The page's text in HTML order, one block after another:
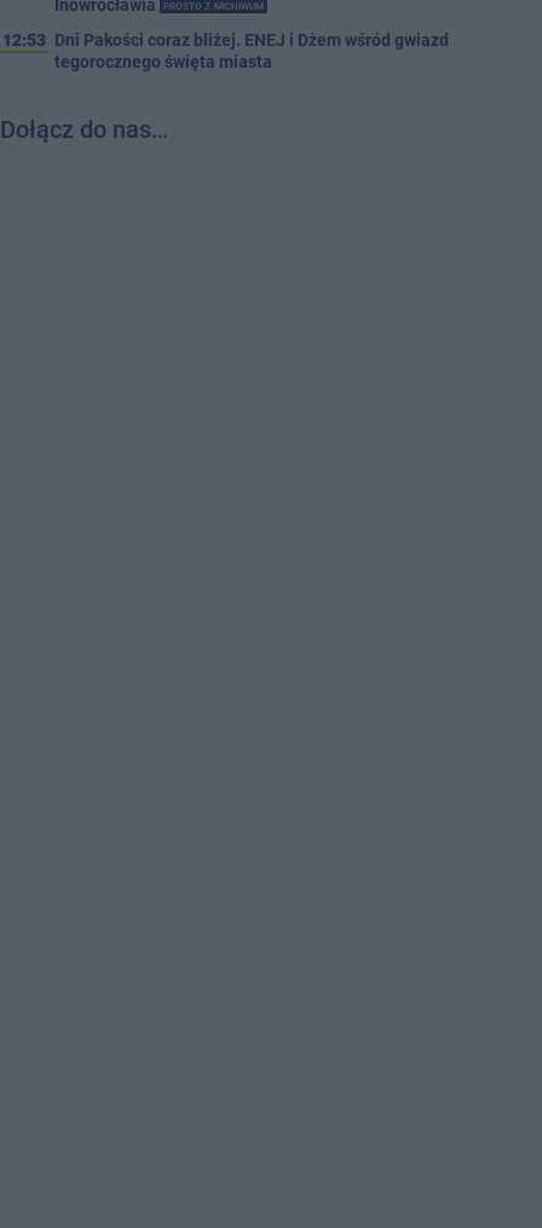
Inowrocławia PROSTO Z ARCHIWUM
12:53 Dni Pakości coraz bliżej. ENEJ i Dżem wśród gwiazd
tegorocznego święta miasta
Dołącz do nas…